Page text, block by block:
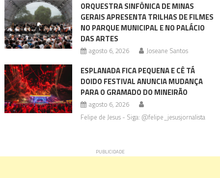
ORQUESTRA SINFÔNICA DE MINAS
GERAIS APRESENTA TRILHAS DE FILMES
NO PARQUE MUNICIPAL E NO PALÁCIO
DAS ARTES
agosto 6, 2026 Joseane Santos
ESPLANADA FICA PEQUENA E CÊ TÁ
DOIDO FESTIVAL ANUNCIA MUDANÇA
PARA O GRAMADO DO MINEIRÃO
agosto 6, 2026
Felipe de Jesus - Siga: @felipe_jesusjornalista